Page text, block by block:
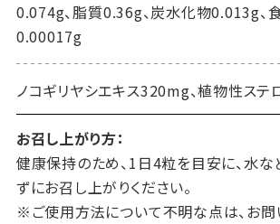
0.074g、脂質0.36g、炭水化物0.013g、
0.00017g
ノコギリヤシエキス320mg、植物性ス
お召し上がり方：
健康保持のため、1日4粒を目安に、水
ずにお召し上がりください。
※ご使用方法について不明な点は、お問